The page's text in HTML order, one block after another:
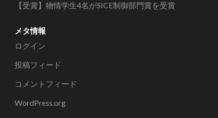
【受賞】物情学生4名がSICE制御部門賞を受賞
メタ情報
ログイン
投稿フィード
コメントフィード
WordPress.org